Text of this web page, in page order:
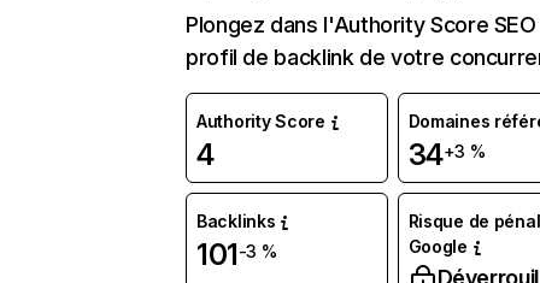
Plongez dans l'Authority Score
profil de backlink de votre
Authority Score
4
Domaines
34+3 %
Backlinks
101-3 %
Risque de
Google